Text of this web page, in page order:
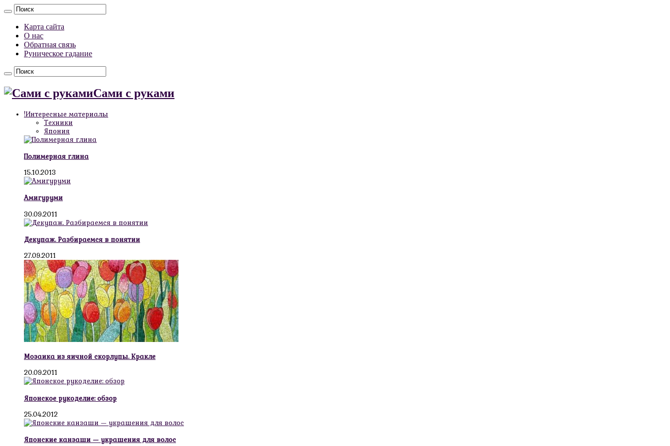
Карта сайта
О нас
Обратная связь
Руническое гадание
Сами с руками
!Интересные материалы
Техники
Япония
Полимерная глина
15.10.2013
Амигуруми
30.09.2011
Декупаж. Разбираемся в понятии
27.09.2011
Мозаика из яичной скорлупы. Кракле
20.09.2011
Японское рукоделие: обзор
25.04.2012
Японские канзаши — украшения для волос